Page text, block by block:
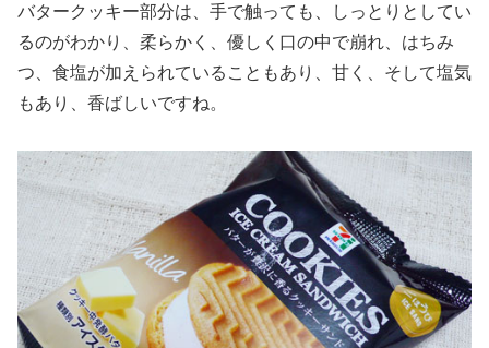
バタークッキー部分は、手で触っても、しっとりとしてい
るのがわかり、柔らかく、優しく口の中で崩れ、はちみ
つ、食塩が加えられていることもあり、甘く、そして塩気
もあり、香ばしいですね。